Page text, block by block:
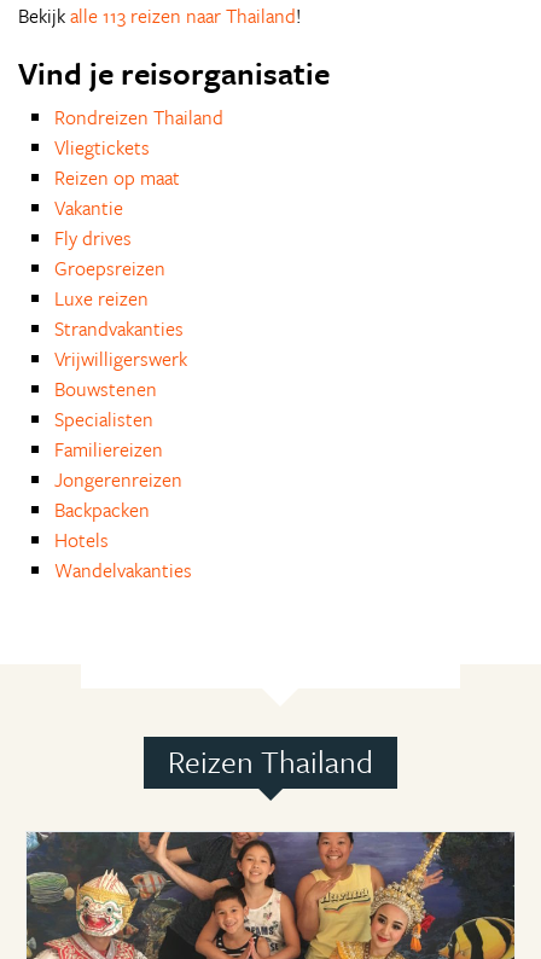
Bekijkalle 113 reizen naar Thailand!
Vind je reisorganisatie
Rondreizen Thailand
Vliegtickets
Reizen op maat
Vakantie
Fly drives
Groepsreizen
Luxe reizen
Strandvakanties
Vrijwilligerswerk
Bouwstenen
Specialisten
Familiereizen
Jongerenreizen
Backpacken
Hotels
Wandelvakanties
Reizen Thailand